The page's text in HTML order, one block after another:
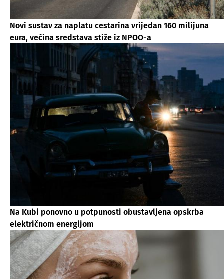
Novi sustav za naplatu cestarina vrijedan 160 milijuna
eura, većina sredstava stiže iz NPOO-a
Na Kubi ponovno u potpunosti obustavljena opskrba
električnom energijom